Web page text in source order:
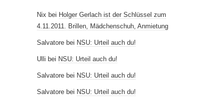
Nix bei Holger Gerlach ist der Schlüssel zum
4.11.2011. Brillen, Mädchenschuh, Anmietung
Salvatore bei NSU: Urteil auch du!
Ulli bei NSU: Urteil auch du!
Salvatore bei NSU: Urteil auch du!
Salvatore bei NSU: Urteil auch du!